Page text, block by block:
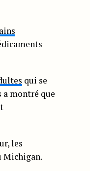
qui se
a montré que
les
Michigan.